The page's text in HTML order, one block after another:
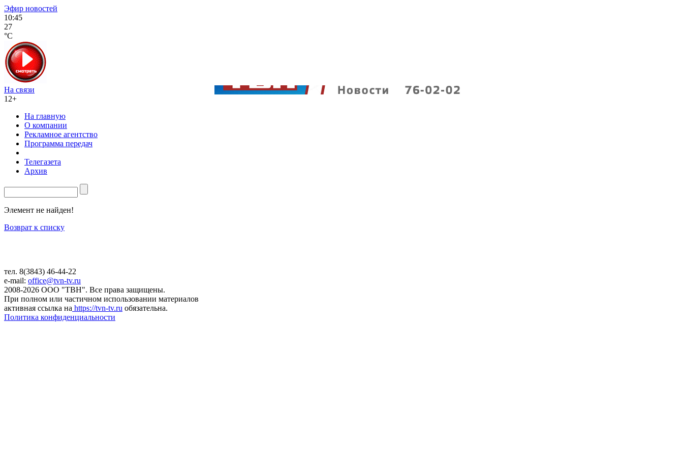
Эфир новостей
10:45
27
°C
На связи
12+
На главную
О компании
Рекламное агентство
Программа передач
Телегазета
Архив
Элемент не найден!
Возврат к списку
тел. 8(3843) 46-44-22
e-mail: office@tvn-tv.ru
2008-2026 ООО "ТВН". Все права защищены.
При полном или частичном использовании материалов
активная ссылка на https://tvn-tv.ru обязательна.
Политика конфиденциальности